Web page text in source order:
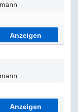
Anzeigen
Anzeigen